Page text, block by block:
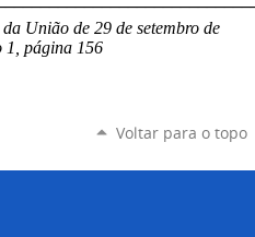
União de 29 de setembro de
1, página 156
Voltar para o topo